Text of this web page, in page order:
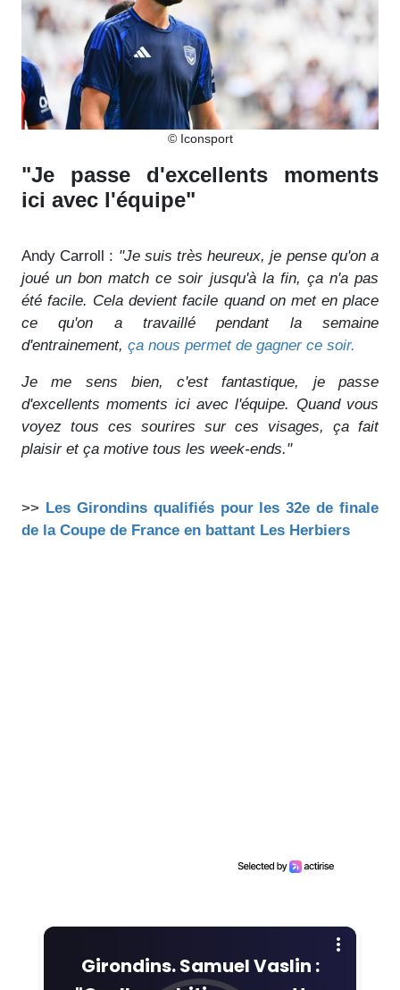
© Iconsport
"Je passe d'excellents moments
ici avec l'équipe"
Andy Carroll : "Je suis très heureux, je pense qu'on a
joué un bon match ce soir jusqu'à la fin, ça n'a pas
été facile. Cela devient facile quand on met en place
ce qu'on a travaillé pendant la semaine
d'entrainement, ça nous permet de gagner ce soir.
Je me sens bien, c'est fantastique, je passe
d'excellents moments ici avec l'équipe. Quand vous
voyez tous ces sourires sur ces visages, ça fait
plaisir et ça motive tous les week-ends."
>> Les Girondins qualifiés pour les 32e de finale
de la Coupe de France en battant Les Herbiers